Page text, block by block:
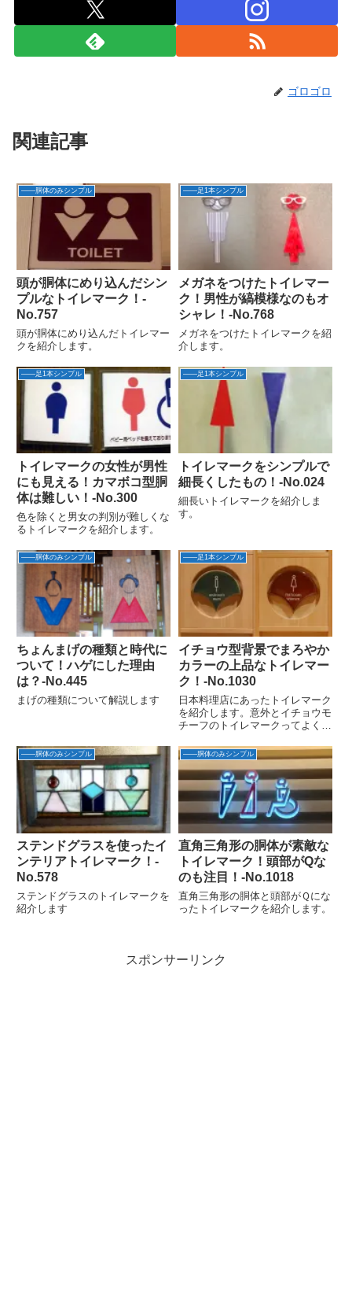
ゴロゴロ
関連記事
――胴体のみシンプル
頭が胴体にめり込んだシン
プルなトイレマーク！‐
No.757
頭が胴体にめり込んだトイレマー
クを紹介します。
――足1本シンプル
メガネをつけたトイレマー
ク！男性が縞模様なのもオ
シャレ！-No.768
メガネをつけたトイレマークを紹
介します。
――足1本シンプル
トイレマークの女性が男性
にも見える！カマボコ型胴
体は難しい！-No.300
色を除くと男女の判別が難しくな
るトイレマークを紹介します。
――足1本シンプル
トイレマークをシンプルで
細長くしたもの！-No.024
細長いトイレマークを紹介しま
す。
――胴体のみシンプル
ちょんまげの種類と時代に
ついて！ハゲにした理由
は？‐No.445
まげの種類について解説します
――足1本シンプル
イチョウ型背景でまろやか
カラーの上品なトイレマー
ク！-No.1030
日本料理店にあったトイレマーク
を紹介します。意外とイチョウモ
チーフのトイレマークってよくあ
熊本城前だからかな発見場所：熊
本市中央区 郷土料理店発見日：
2022年6月23日提供：MO様イチ
ョウ背景のトイレマーク今...
――胴体のみシンプル
ステンドグラスを使ったイ
ンテリアトイレマーク！‐
No.578
ステンドグラスのトイレマークを
紹介します
――胴体のみシンプル
直角三角形の胴体が素敵な
トイレマーク！頭部がQな
のも注目！-No.1018
直角三角形の胴体と頭部がＱにな
ったトイレマークを紹介します。
スポンサーリンク